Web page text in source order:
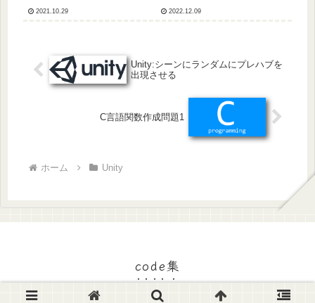
PlayerControlle...
2021.10.29
Move : MonoBehaviour{
2022.12.09
Unity:シーンにランダムにプレハブを
出現させる
C言語関数作成問題1
ホーム Unity
code集
© 2018 code集.